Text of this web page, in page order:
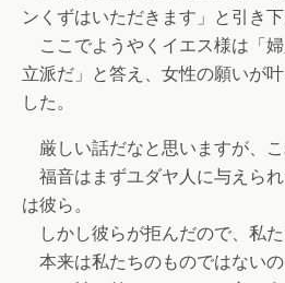
ンくずはいただきます」と引き下
ここでようやくイエス様は「
立派だ」と答え、女性の願いが
した。
厳しい話だなと思いますが、こ
福音はまずユダヤ人に与えら
は彼ら。
しかし彼らが拒んだので、私た
本来は私たちのものではないの